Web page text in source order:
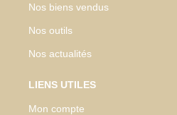
Nos biens vendus
Nos outils
Nos actualités
LIENS UTILES
Mon compte